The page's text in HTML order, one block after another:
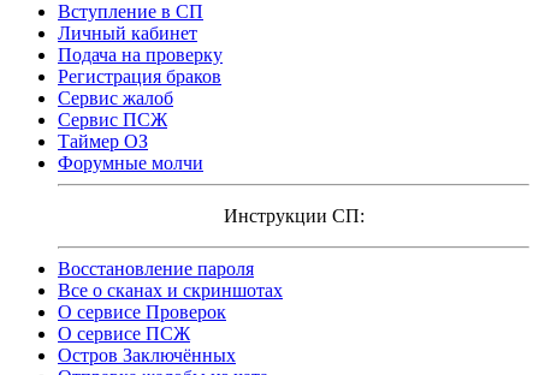
Вступление в СП
Личный кабинет
Подача на проверку
Регистрация браков
Сервис жалоб
Сервис ПСЖ
Таймер ОЗ
Форумные молчи
Инструкции СП:
Восстановление пароля
Все о сканах и скриншотах
О сервисе Проверок
О сервисе ПСЖ
Остров Заключённых